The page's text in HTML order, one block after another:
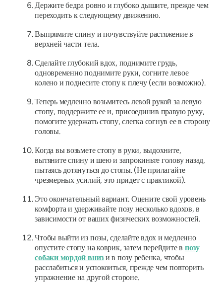
Держите бедра ровно и глубоко дышите, прежде чем
переходить к следующему движению.
Выпрямите спину и почувствуйте растяжение в
верхней части тела.
Сделайте глубокий вдох, поднимите грудь,
одновременно поднимите руки, согните левое
колено и поднесите стопу к плечу (если возможно).
Теперь медленно возьмитесь левой рукой за левую
стопу, поддержите ее и, присоединив правую руку,
помогите удержать стопу, слегка согнув ее в сторону
головы.
Когда вы возьмете стопу в руки, выдохните,
вытяните спину и шею и запрокиньте голову назад,
пытаясь дотянуться до стопы. (Не прилагайте
чрезмерных усилий, это придет с практикой).
Это окончательный вариант. Оцените свой уровень
комфорта и удерживайте позу несколько вдохов, в
зависимости от ваших физических возможностей.
Чтобы выйти из позы, сделайте вдох и медленно
опустите стопу на коврик, затем перейдите в позу
собаки мордой вниз и в позу ребенка, чтобы
расслабиться и успокоиться, прежде чем повторить
упражнение на другой стороне.